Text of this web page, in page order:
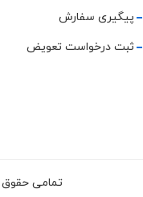
پیگیری سفارش
ثبت درخواست تعویض
تمامی حقوق